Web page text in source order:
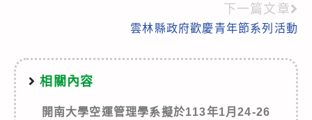
下一篇文章
雲林縣政府歡慶青年節系列活動
相關內容
開南大學空運管理學系擬於113年1月24-26